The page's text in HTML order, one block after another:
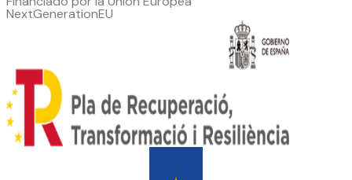
NextGenerationEU